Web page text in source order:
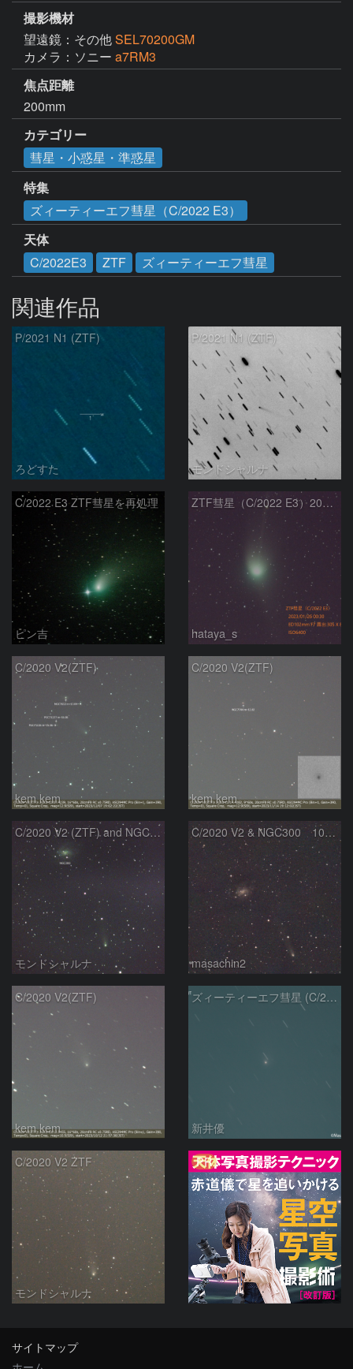
撮影機材
望遠鏡：その他SEL70200GM
カメラ：ソニー a7RM3
焦点距離
200mm
カテゴリー
彗星・小惑星・準惑星
特集
ズィーティーエフ彗星（C/2022 E3）
天体
C/2022E3
ZTF ズィーティーエフ彗星
関連作品
P/2021 N1 (ZTF)
ろどすた
P/2021 N1 (ZTF)
モンドシャルナ
C/2022 E3 ZTF彗星を再処理
ピン吉
ZTF彗星（C/2022 E3）2023/01/26
hataya_s
C/2020 V2(ZTF)
kem.kem
C/2020 V2(ZTF)
kem.kem
C/2020 V2 (ZTF) and NGC300
モンドシャルナ
C/2020 V2 & NGC300 10/15
masachin2
C/2020 V2(ZTF)
kem.kem
ズィーティーエフ彗星 (C/2020V2)：202309/12
新井優
C/2020 V2 ZTF
モンドシャルナ
PR
サイトマップ